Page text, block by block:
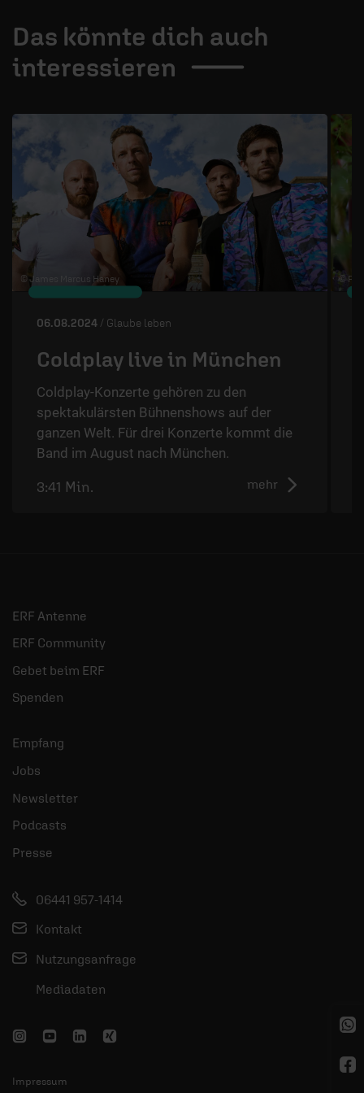
Das könnte dich auch
interessieren
© James Marcus Haney
06.08.2024 / Glaube leben
Coldplay live in München
Coldplay-Konzerte gehören zu den
spektakulärsten Bühnenshows auf der
ganzen Welt. Für drei Konzerte kommt die
Band im August nach München.
mehr
3:41 Min.
©
ERF Antenne
ERF Community
Gebet beim ERF
Spenden
Empfang
Jobs
Newsletter
Podcasts
Presse
06441 957-1414
Kontakt
Nutzungsanfrage
Mediadaten
Impressum